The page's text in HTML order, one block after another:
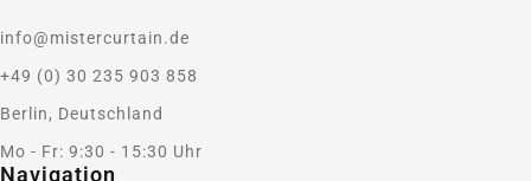
info@mistercurtain.de
+49 (0) 30 235 903 858
Berlin, Deutschland
Mo - Fr: 9:30 - 15:30 Uhr
Navigation